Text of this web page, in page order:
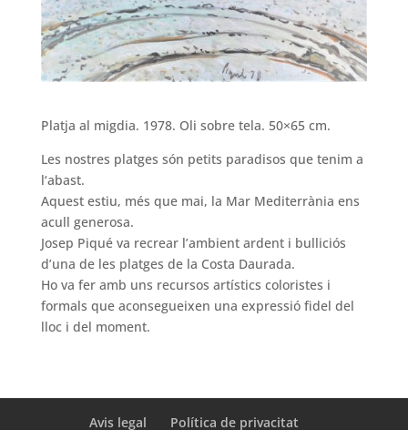
Platja al migdia. 1978. Oli sobre tela. 50×65 cm.
Les nostres platges són petits paradisos que tenim a
l‘abast.
Aquest estiu, més que mai, la Mar Mediterrània ens
acull generosa.
Josep Piqué va recrear l’ambient ardent i bulliciós
d’una de les platges de la Costa Daurada.
Ho va fer amb uns recursos artístics coloristes i
formals que aconsegueixen una expressió fidel del
lloc i del moment.
Avis legal Política de privacitat